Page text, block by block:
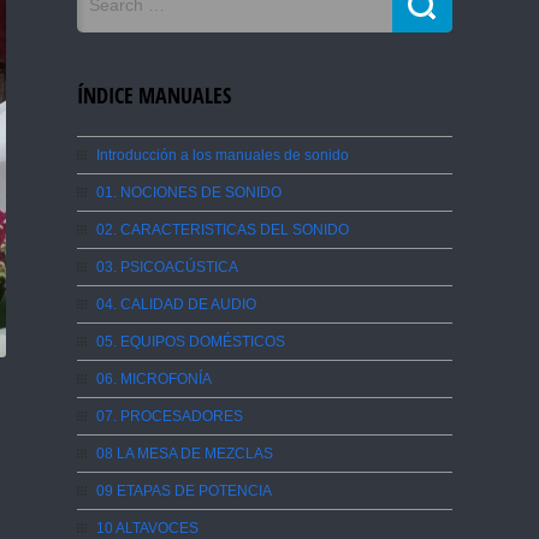
ÍNDICE MANUALES
Introducción a los manuales de sonido
01. NOCIONES DE SONIDO
02. CARACTERISTICAS DEL SONIDO
03. PSICOACÚSTICA
04. CALIDAD DE AUDIO
05. EQUIPOS DOMÉSTICOS
06. MICROFONÍA
07. PROCESADORES
08 LA MESA DE MEZCLAS
09 ETAPAS DE POTENCIA
10 ALTAVOCES